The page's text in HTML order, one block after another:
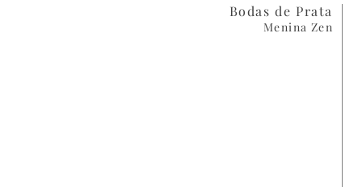
Bodas de Prata
Menina Zen